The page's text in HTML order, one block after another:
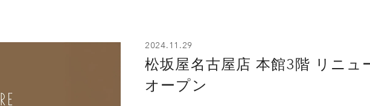
2024.11.29
松坂屋名古屋店 本館3階 リニュ
オープン